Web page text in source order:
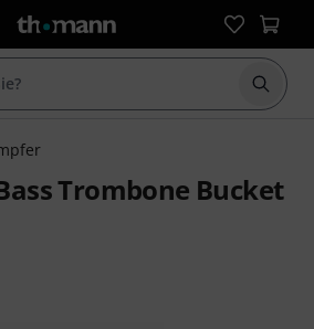
Suche
Trombone Bucket
5 Sternen aus 1 Kundenbewertungen